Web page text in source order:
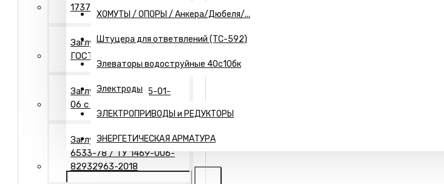
ХОМУТЫ / ОПОРЫ / Анкера/Дюбеля/...
Штуцера для ответвлений (ТС-592)
Элеваторы водоструйные 40с10бк
Электроды
ЭЛЕКТРОПРИВОДЫ и РЕДУКТОРЫ
ЭНЕРГЕТИЧЕСКАЯ АРМАТУРА
17379
Заглушки Исп.- 2"П"
ГОСТ 17379
Заглушки Т-ММ-25-01-
06 с рукояткой
Заглушки Днища ГОСТ
6533-78 / ТУ 1469-006-
82932963-2018